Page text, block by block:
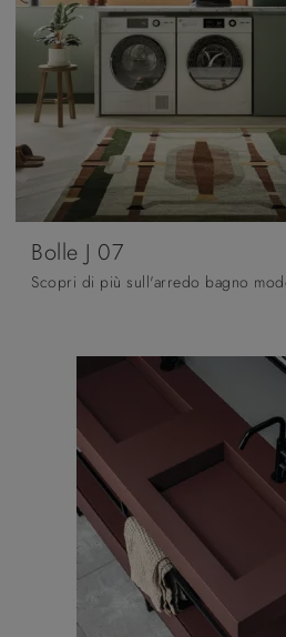
Bolle J 07